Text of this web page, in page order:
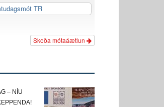
TR
Skoða mótaáætlun
– NÍU